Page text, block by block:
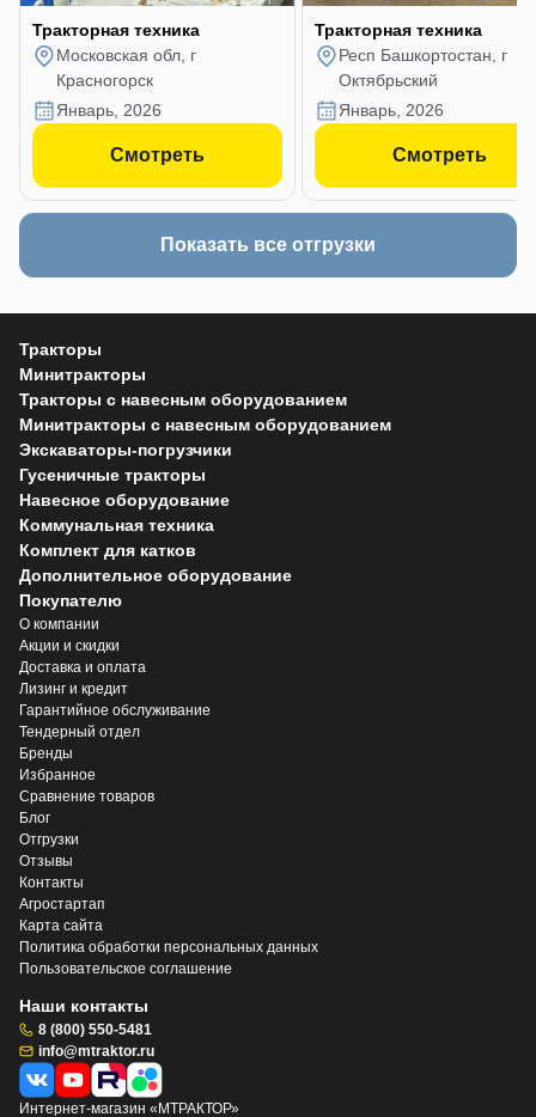
Тракторная техника
Московская обл, г
Красногорск
январь, 2026
Смотреть
Тракторная техника
Респ Башкортостан, г
Октябрьский
январь, 2026
Смотреть
Показать все отгрузки
Тракторы
Минитракторы
Тракторы с навесным оборудованием
Минитракторы с навесным оборудованием
Экскаваторы-погрузчики
Гусеничные тракторы
Навесное оборудование
Коммунальная техника
Комплект для катков
Дополнительное оборудование
Покупателю
О компании
Акции и скидки
Доставка и оплата
Лизинг и кредит
Гарантийное обслуживание
Тендерный отдел
Бренды
Избранное
Сравнение товаров
Блог
Отгрузки
Отзывы
Контакты
Агростартап
Карта сайта
Политика обработки персональных данных
Пользовательское соглашение
Наши контакты
8 (800) 550-5481
info@mtraktor.ru
Интернет-магазин «МТРАКТОР»